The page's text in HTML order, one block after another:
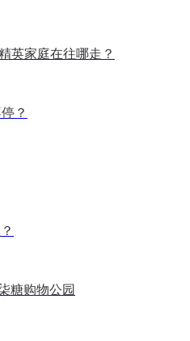
英家庭在往哪走？
？
糖购物公园